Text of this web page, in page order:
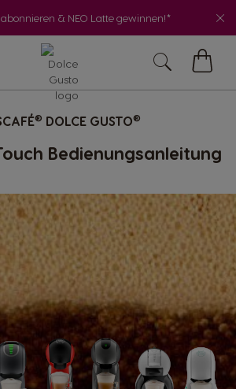
& NEO Latte gewinnen!*
® DOLCE GUSTO®
Bedienungsanleitung